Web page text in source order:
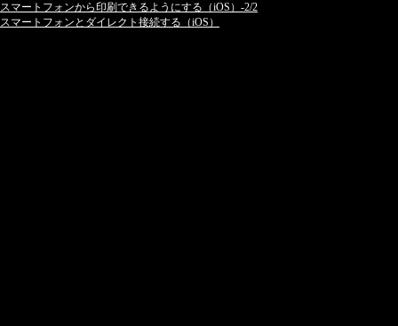
スマートフォンから印刷できるようにする（iOS）-2/2
スマートフォンとダイレクト接続する（iOS）